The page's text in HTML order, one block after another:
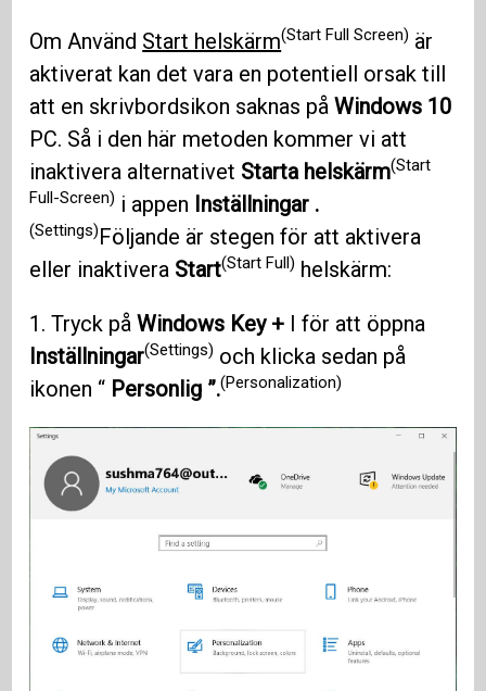
Om Använd Start helskärm(Start Full Screen) är
aktiverat kan det vara en potentiell orsak till
att en skrivbordsikon saknas påWindows 10
PC. Så i den här metoden kommer vi att
inaktivera alternativet Starta helskärm(Start
Full-Screen) i appen Inställningar .
(Settings)Följande är stegen för att aktivera
eller inaktivera Start(Start Full) helskärm:
1. Tryck påWindows Key + I för att öppna
Inställningar(Settings) och klicka sedan på
ikonen “ Personlig ”.(Personalization)